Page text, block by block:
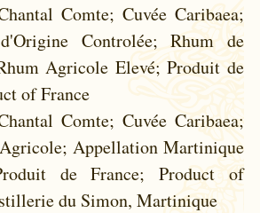
Comte; Cuvée Caribaea;
Controlée; Rhum de
Agricole Elevé; Produit de
of France
Comte; Cuvée Caribaea;
Appellation Martinique
de France; Product of
du Simon, Martinique